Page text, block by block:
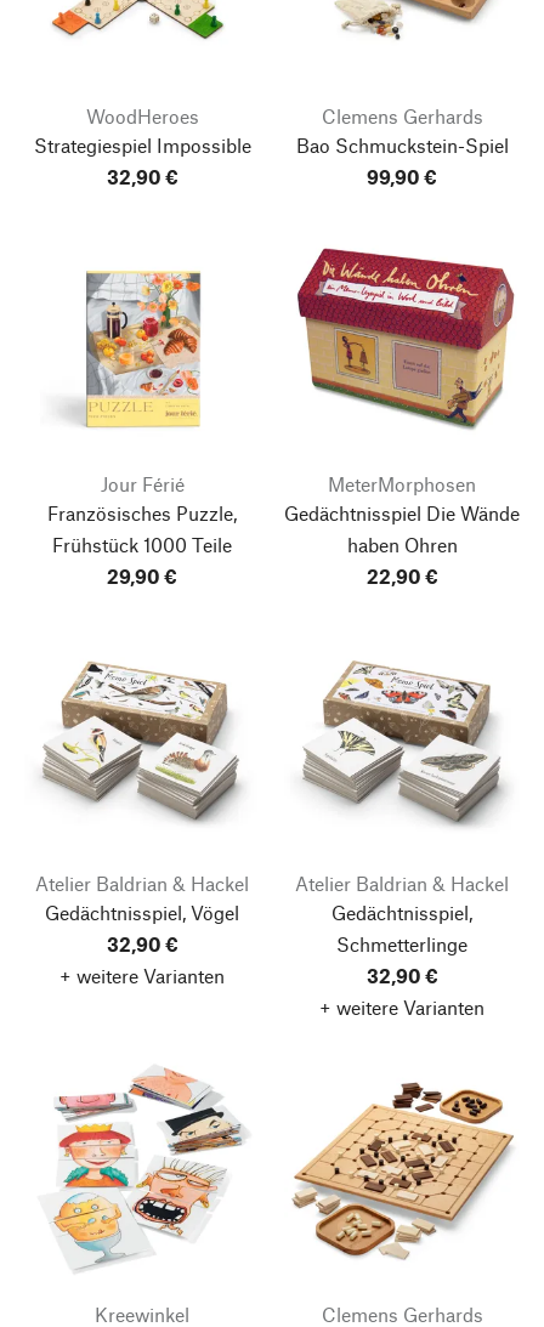
WoodHeroes
Strategiespiel Impossible
32,90 €
Clemens Gerhards
Bao Schmuckstein-Spiel
99,90 €
Jour Férié
Französisches Puzzle,
Frühstück 1000 Teile
29,90 €
MeterMorphosen
Gedächtnisspiel Die Wände
haben Ohren
22,90 €
Atelier Baldrian & Hackel
Gedächtnisspiel, Vögel
32,90 €
+ weitere Varianten
Atelier Baldrian & Hackel
Gedächtnisspiel,
Schmetterlinge
32,90 €
+ weitere Varianten
Kreewinkel
Clemens Gerhards